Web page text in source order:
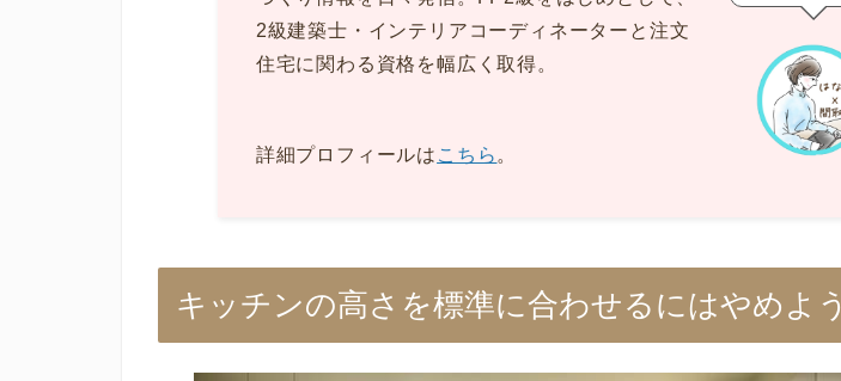
2級建築士・インテリアコーディネーターと注文
住宅に関わる資格を幅広く取得。
詳細プロフィールは こちら 。
キッチンの高さを標準に合わせるにはやめよう